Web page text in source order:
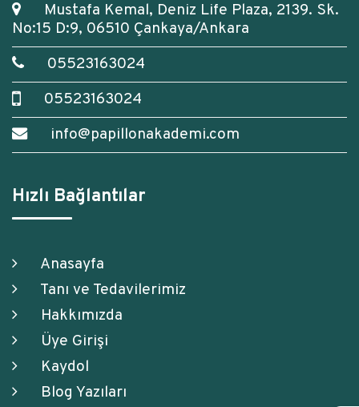
Mustafa Kemal, Deniz Life Plaza, 2139. Sk.
No:15 D:9, 06510 Çankaya/Ankara
05523163024
05523163024
info@papillonakademi.com
Hızlı Bağlantılar
Anasayfa
Tanı ve Tedavilerimiz
Hakkımızda
Üye Girişi
Kaydol
Blog Yazıları